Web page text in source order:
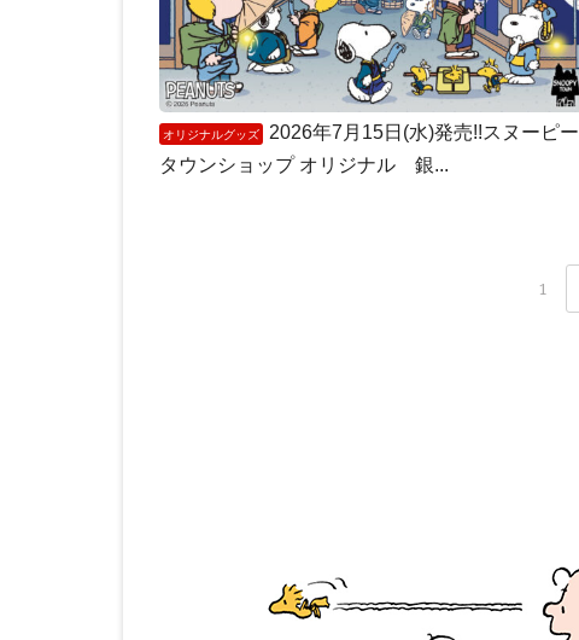
オリジナルグッズ
2026年7月15日(水)発売!!スヌーピー
タウンショップ オリジナル 銀...
1